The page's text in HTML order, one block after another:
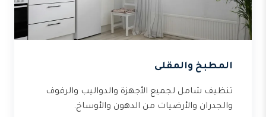
المطبخ والمقلى
تنظيف شامل لجميع الأجهزة والدواليب والرفوف
والجدران والأرضيات من الدهون والأوساخ.